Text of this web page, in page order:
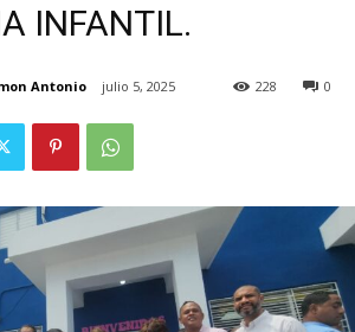
INFANTIL.
Antonio julio 5, 2025 0
228